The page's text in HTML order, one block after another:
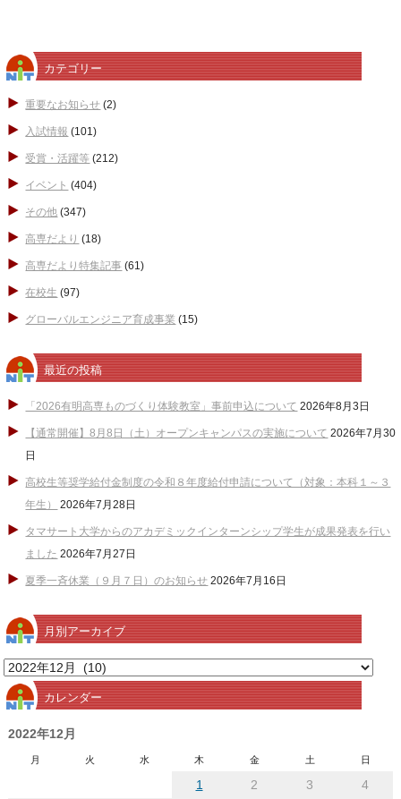
カテゴリー
重要なお知らせ (2)
入試情報 (101)
受賞・活躍等 (212)
イベント (404)
その他 (347)
高専だより (18)
高専だより特集記事 (61)
在校生 (97)
グローバルエンジニア育成事業 (15)
最近の投稿
「2026有明高専ものづくり体験教室」事前申込について 2026年8月3日
【通常開催】8月8日（土）オープンキャンパスの実施について 2026年7月30
日
高校生等奨学給付金制度の令和８年度給付申請について（対象：本科１～３
年生）
2026年7月28日
タマサート大学からのアカデミックインターンシップ学生が成果発表を行い
ました 2026年7月27日
夏季一斉休業（９月７日）のお知らせ 2026年7月16日
月別アーカイブ
月
別
ア
ー
カレンダー
2022年12月
月 火 水 木 金 土 日
1 2 3 4